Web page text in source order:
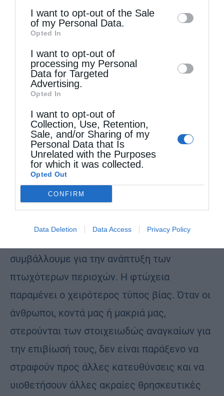
information may also be disclosed by us to
third parties on theIAB’s List of
Downstream Participants
disclose it to other third parties.
I want to opt-out of the Sale
of my Personal Data.
Opted In
I want to opt-out of
processing my Personal
Data for Targeted
Advertising.
Opted In
I want to opt-out of
Collection, Use, Retention,
Sale, and/or Sharing of my
Personal Data that Is
Unrelated with the Purposes
for which it was collected.
Opted Out
CONFIRM
Data Deletion Data Access Privacy Policy
3. Η αναζήτηση της ειρήνης προϋποθέτει
σταθερή υπεράσπιση και ενδυνάμωση της
εποχή μας, προβάλλει με εκρηκτικούς
τρόπους η σχέση που έχει η ειρήνη με τη
δικαιοσύνη. Ο δεσμός αυτός απαντά σε
πολλά θρησκεύματα. Ειλικρινής πόθος για
την ειρήνη σε τοπικό και παγκόσμιο επίπεδο,
εκφράζεται με την αληθινή επιθυμία και με
αγώνα για τη δικαιοσύνη. Ένας άδικος
κόσμος δεν μπορεί να είναι ειρηνικός.
Σήμερα, ειρήνη και δικαιοσύνη έχουν
προσλάβει ένα ακόμη συνώνυμο: ανάπτυξη.
συμβάλλουμε για την ανάπτυξη των
πτωχότερων περιοχών. Η φτώχεια
παραμένει ο χειρότερος τύπος βίας. Όταν οι
άνθρωποι, κοντά μας ή μακριά μας,
στερούνται των στοιχειωδώς αναγκαίων για
την επιβίωσή τους, δεν είναι παράξενο να
στραφούν προς άλλες κατευθύνσεις και να
υιοθετήσουν άλλες ακραίες θρησκευτικές